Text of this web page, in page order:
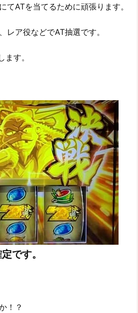
てATを当てるために頑張ります。
レア役などでAT抽選です。
す。
です。
！？